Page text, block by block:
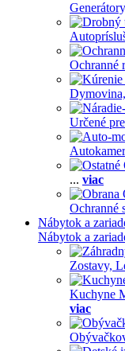
Ochranné
Dymovina,
Určené
... viac
Ochranné
Nábytok a
Nábytok a
Zostavy,
Kuchyne
viac